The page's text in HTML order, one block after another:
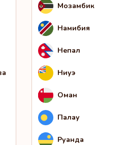
Мозамбик
Намибия
Непал
Ниуэ
Оман
Палау
Руанда